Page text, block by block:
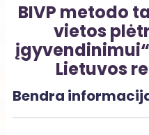
BIVP metodo
vietos
Lietuvos
Bendra